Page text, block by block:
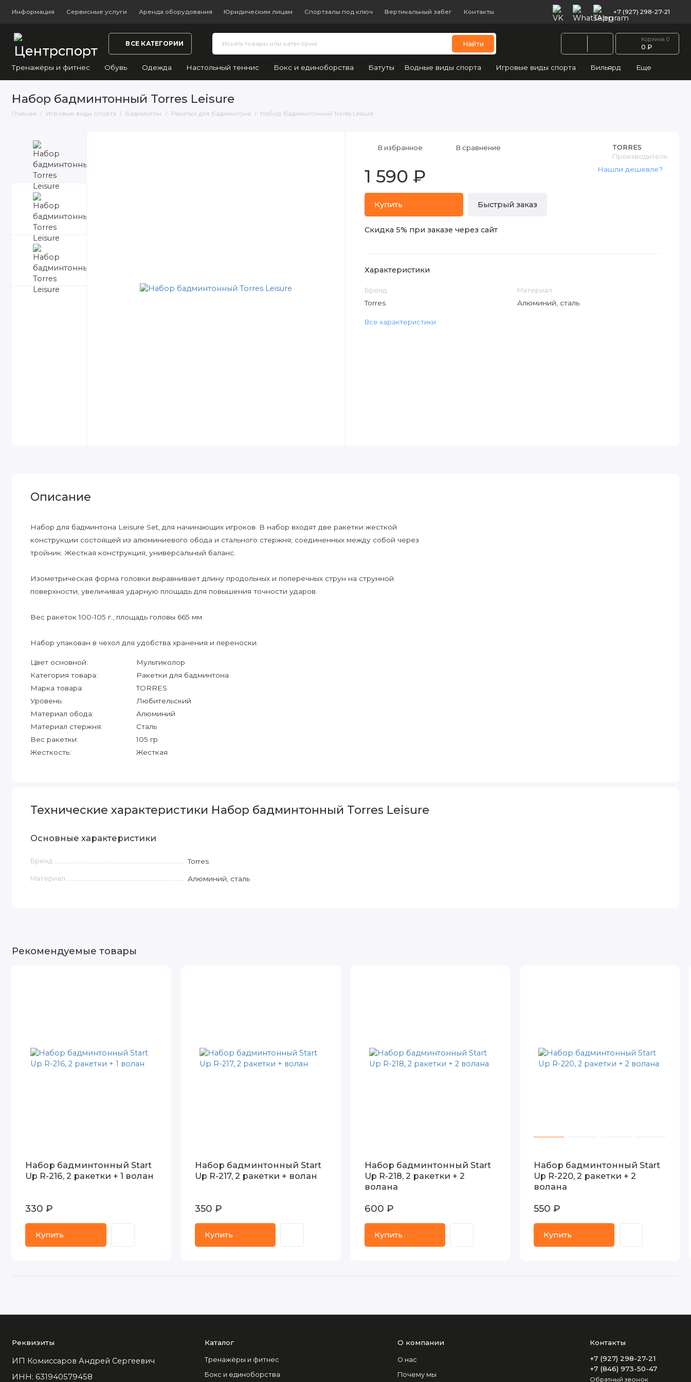
Информация Сервисные услуги Аренда оборудования Юридическим лицам Спортзалы под ключ Вертикальный забег Контакты +7 (927) 298-27-21
ВСЕ КАТЕГОРИИ Найти
Корзина 0
0 ₽
Тренажёры и фитнес Обувь Одежда Настольный теннис Бокс и единоборства Батуты Водные виды спорта Игровые виды спорта Бильярд Еще
Набор бадминтонный Torres Leisure
Главная Игровые виды спорта Бадминтон Ракетки для бадминтона Набор бадминтонный Torres Leisure
TORRES
Производитель
1 590 ₽
Купить Быстрый заказ
Нашли дешевле?
Скидка 5% при заказе через сайт
В избранное В сравнение
Характеристики
Бренд
Torres
Материал
Алюминий, сталь
Все характеристики
Описание
Набор для бадминтона Leisure Set, для начинающих игроков. В набор входят две ракетки жесткой
конструкции состоящей из алюминиевого обода и стального стержня, соединенных между собой через
тройник. Жесткая конструкция, универсальный баланс.
Изометрическая форма головки выравнивает длину продольных и поперечных струн на струнной
поверхности, увеличивая ударную площадь для повышения точности ударов.
Вес ракеток 100-105 г., площадь головы 665 мм.
Набор упакован в чехол для удобства хранения и переноски.
Цвет основной:
Мультиколор
Категория товара:
Ракетки для бадминтона
Марка товара:
TORRES
Уровень:
Любительский
Материал обода:
Алюминий
Материал стержня:
Сталь
Вес ракетки:
105 гр
Жесткость:
Жесткая
Технические характеристики Набор бадминтонный Torres Leisure
Основные характеристики
Бренд Torres
Материал Алюминий, сталь
Рекомендуемые товары
Набор бадминтонный Start
Up R-216, 2 ракетки + 1 волан
330 ₽
Купить
Набор бадминтонный Start
Up R-217, 2 ракетки + волан
350 ₽
Купить
Набор бадминтонный Start
Up R-218, 2 ракетки + 2
волана
600 ₽
Купить
Набор бадминтонный Start
Up R-220, 2 ракетки + 2
волана
550 ₽
Купить
Реквизиты
ИП Комиссаров Андрей Сергеевич
ИНН: 631940579458
Каталог
Тренажёры и фитнес
Бокс и единоборства
О компании
О нас
Почему мы
Контакты
+7 (927) 298-27-21
+7 (846) 973-50-47
Обратный звонок